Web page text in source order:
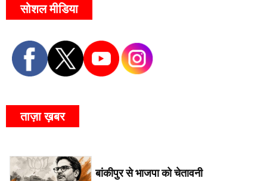
सोशल मीडिया
ताज़ा ख़बर
बांकीपुर से भाजपा को चेतावनी